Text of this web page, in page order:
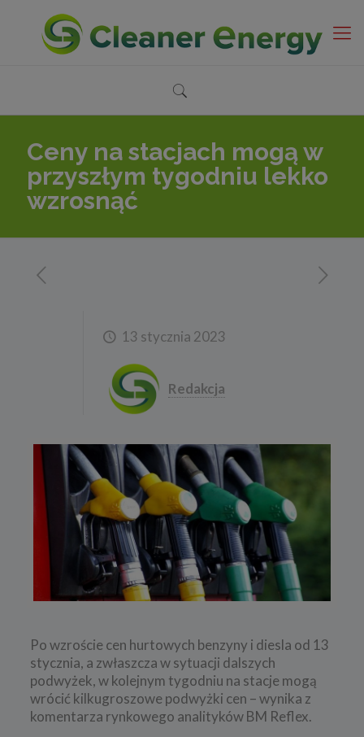
Ceny na stacjach mogą w
przyszłym tygodniu lekko
wzrosnąć
13 stycznia 2023
Redakcja
Po wzroście cen hurtowych benzyny i diesla od 13
stycznia, a zwłaszcza w sytuacji dalszych
podwyżek, w kolejnym tygodniu na stacje mogą
wrócić kilkugroszowe podwyżki cen – wynika z
komentarza rynkowego analityków BM Reflex.